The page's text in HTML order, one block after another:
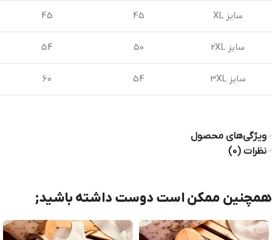
سایز XL 45
45
سایز 2XL 50
54
سایز 3XL 54
60
ویژگی‌های محصول
نظرات (0)
همچنین ممکن است دوست داشته باشید;